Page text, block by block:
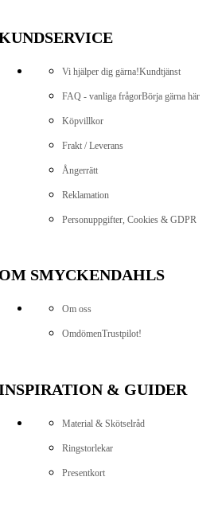
Vi hjälper dig gärna!Kundtjänst
FAQ - vanliga frågorBörja gärna här
Köpvillkor
Frakt / Leverans
Ångerrätt
Reklamation
Personuppgifter, Cookies & GDPR
SMYCKENDAHLS
Om oss
OmdömenTrustpilot!
& GUIDER
Material & Skötselråd
Ringstorlekar
Presentkort